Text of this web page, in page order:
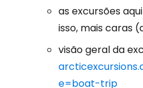
as excursões
isso, mais caras
visão geral da
e=boat-trip